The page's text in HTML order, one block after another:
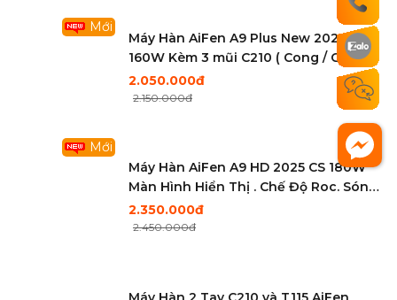
Mới
Máy Hàn AiFen A9 Plus New 2024 CS
160W Kèm 3 mũi C210 ( Cong / Cắt /
Thẳng )
2.050.000đ
2.150.000đ
Mới
Máy Hàn AiFen A9 HD 2025 CS 180W
Màn Hình Hiển Thị . Chế Độ Roc. Sóng
Đo Nhiệt ( Kèm 3 Mũi Hàn )
2.350.000đ
2.450.000đ